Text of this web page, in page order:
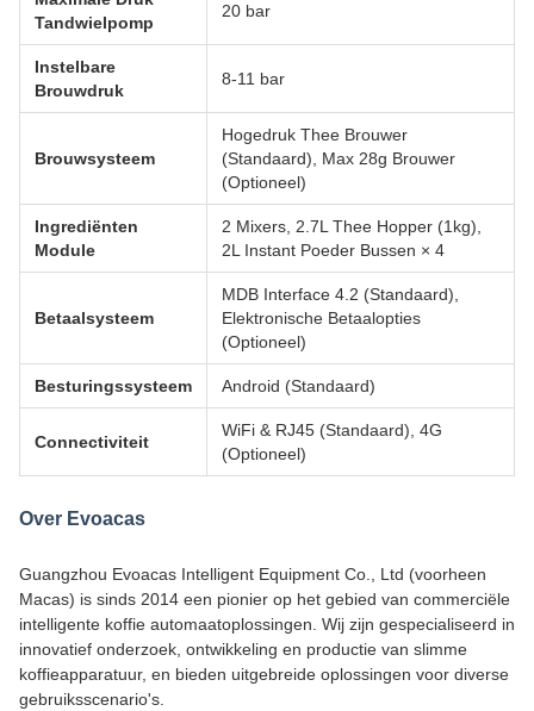
Tandwielpomp
20 bar
Instelbare
Brouwdruk
8-11 bar
Brouwsysteem
Hogedruk Thee Brouwer
(Standaard), Max 28g Brouwer
(Optioneel)
Ingrediënten
Module
2 Mixers, 2.7L Thee Hopper (1kg),
2L Instant Poeder Bussen × 4
Betaalsysteem
MDB Interface 4.2 (Standaard),
Elektronische Betaalopties
(Optioneel)
Besturingssysteem Android (Standaard)
Connectiviteit
WiFi & RJ45 (Standaard), 4G
(Optioneel)
Over Evoacas
Guangzhou Evoacas Intelligent Equipment Co., Ltd (voorheen
Macas) is sinds 2014 een pionier op het gebied van commerciële
intelligente koffie automaatoplossingen. Wij zijn gespecialiseerd in
innovatief onderzoek, ontwikkeling en productie van slimme
koffieapparatuur, en bieden uitgebreide oplossingen voor diverse
gebruiksscenario's.